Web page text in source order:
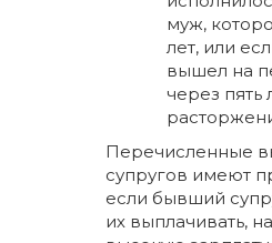
муж,
лет, или
вышел на
через пять
Перечисленные
супругов имеют
если бывший
их выплачивать,